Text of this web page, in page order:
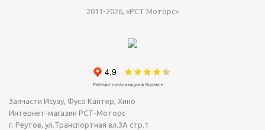
2011-2026, «РСТ Моторс»
Запчасти Исузу, Фусо Кантер, Хино
Интернет-магазин РСТ-Моторс
г. Реутов, ул.Транспортная вл.3А стр.1